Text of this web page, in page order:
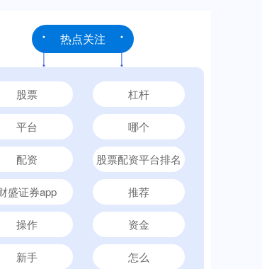
热点关注
股票 杠杆
平台 哪个
配资 股票配资平台排名
盛证券app 推荐
操作 资金
新手 怎么